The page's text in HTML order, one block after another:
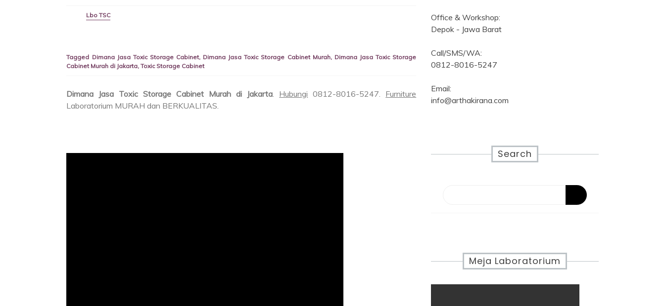
Lbo TSC
Tagged Dimana Jasa Toxic Storage Cabinet, Dimana Jasa Toxic Storage Cabinet Murah, Dimana Jasa Toxic Storage
Cabinet Murah di Jakarta,Toxic Storage Cabinet
Dimana Jasa Toxic Storage Cabinet Murah di Jakarta Hubungi 0812-8016-5247. Furniture
Laboratorium MURAH dan BERKUALITAS.
Office & Workshop:
Depok - Jawa Barat
Call/SMS/WA:
0812-8016-5247
Email:
info@arthakirana.com
Search
Meja Laboratorium